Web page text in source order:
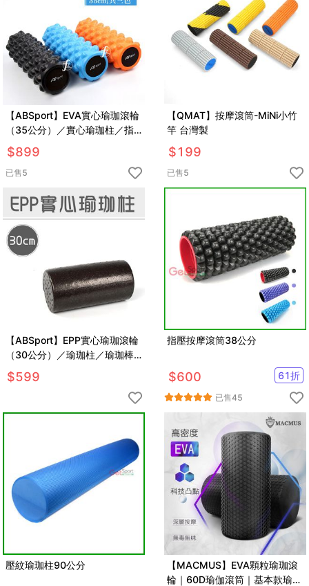
【ABSport】EVA實心瑜珈滾輪
（35公分）／實心瑜珈柱／指
壓瑜珈棒／按摩滾輪／顆粒／狼
牙棒滾筒
$899
已售5
【QMAT】按摩滾筒-MiNi小竹
竿 台灣製
$199
已售5
【ABSport】EPP實心瑜珈滾輪
（30公分）／瑜珈柱／瑜珈棒
／按摩滾輪／瑜珈用品
$599
指壓按摩滾筒38公分
$600 61折
已售45
壓紋瑜珈柱90公分
【MACMUS】EVA顆粒瑜珈滾
輪｜60D瑜伽滾筒｜基本款瑜珈